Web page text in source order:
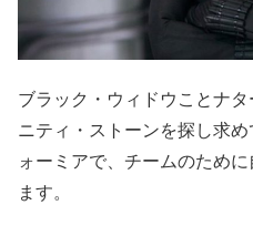
ブラック・ウィドウことナ
ニティ・ストーンを探し求
ォーミアで、チームのため
ます。